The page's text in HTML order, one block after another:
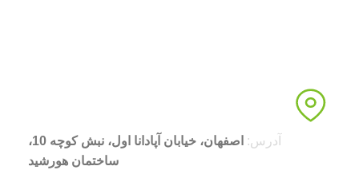
آدرس:
اصفهان، خیابان آپادانا اول، نبش کوچه 10،
ساختمان هورشید